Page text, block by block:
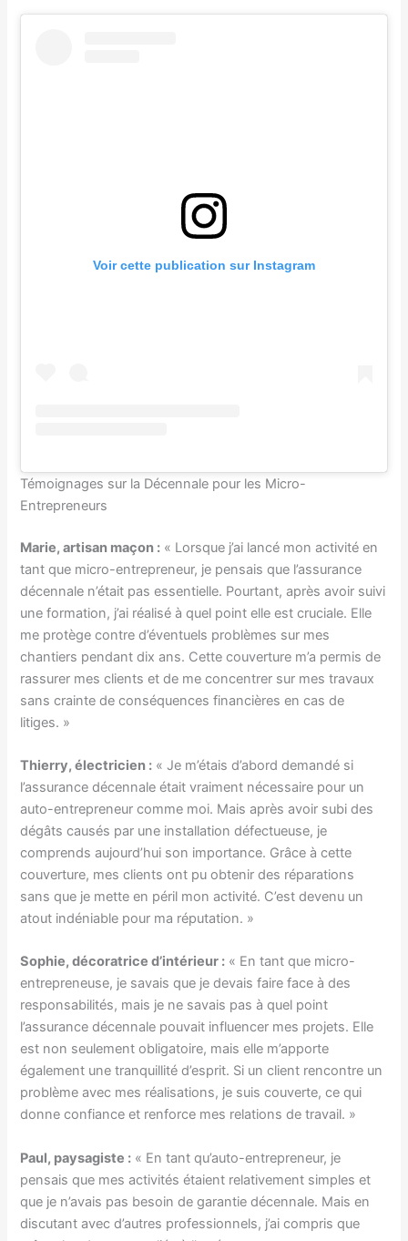
Voir cette publication sur Instagram
Témoignages sur la Décennale pour les Micro-
Entrepreneurs
Marie, artisan maçon : « Lorsque j’ai lancé mon activité en
tant que micro-entrepreneur, je pensais que l’assurance
décennale n’était pas essentielle. Pourtant, après avoir suivi
une formation, j’ai réalisé à quel point elle est cruciale. Elle
me protège contre d’éventuels problèmes sur mes
chantiers pendant dix ans. Cette couverture m’a permis de
rassurer mes clients et de me concentrer sur mes travaux
sans crainte de conséquences financières en cas de
litiges. »
Thierry, électricien : « Je m’étais d’abord demandé si
l’assurance décennale était vraiment nécessaire pour un
auto-entrepreneur comme moi. Mais après avoir subi des
dégâts causés par une installation défectueuse, je
comprends aujourd’hui son importance. Grâce à cette
couverture, mes clients ont pu obtenir des réparations
sans que je mette en péril mon activité. C’est devenu un
atout indéniable pour ma réputation. »
Sophie, décoratrice d’intérieur : « En tant que micro-
entrepreneuse, je savais que je devais faire face à des
responsabilités, mais je ne savais pas à quel point
l’assurance décennale pouvait influencer mes projets. Elle
est non seulement obligatoire, mais elle m’apporte
également une tranquillité d’esprit. Si un client rencontre un
problème avec mes réalisations, je suis couverte, ce qui
donne confiance et renforce mes relations de travail. »
Paul, paysagiste : « En tant qu’auto-entrepreneur, je
pensais que mes activités étaient relativement simples et
que je n’avais pas besoin de garantie décennale. Mais en
discutant avec d’autres professionnels, j’ai compris que